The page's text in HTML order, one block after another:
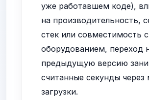
уже работавшем коде),
на производительность,
стек или совместимость с
оборудованием, переход
предыдущую версию
считанные секунды
загрузки.